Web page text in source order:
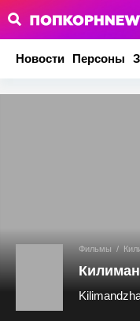
Новости Персоны
Фильмы /